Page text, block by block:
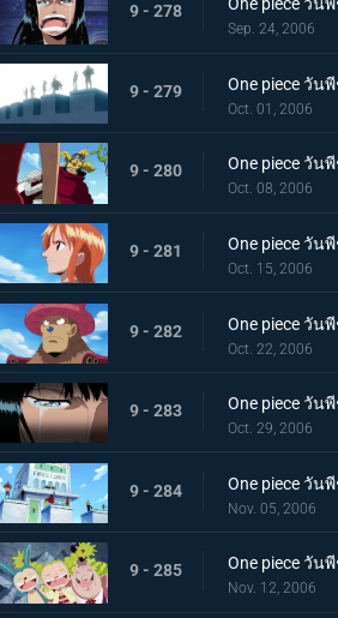
9 - 278
Sep. 24, 2006
9 - 279
Oct. 01, 2006
9 - 280
Oct. 08, 2006
9 - 281
Oct. 15, 2006
9 - 282
Oct. 22, 2006
9 - 283
Oct. 29, 2006
9 - 284
Nov. 05, 2006
9 - 285
Nov. 12, 2006